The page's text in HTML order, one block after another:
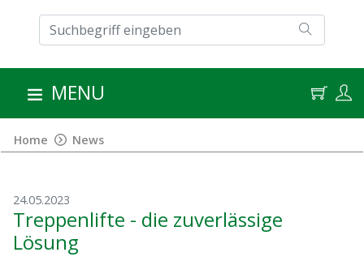
MENU
Home News
24.05.2023
Treppenlifte - die zuverlässige
Lösung